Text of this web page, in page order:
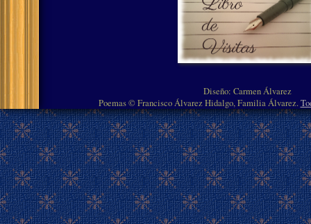
Diseño: Carmen Álvarez
Poemas © Francisco Álvarez Hidalgo, Familia Álvarez.